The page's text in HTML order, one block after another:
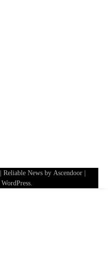
| Reliable News by Ascendoor |
WordPress.